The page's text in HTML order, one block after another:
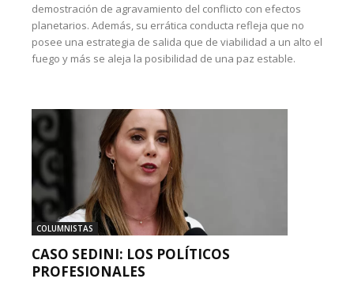
demostración de agravamiento del conflicto con efectos
planetarios. Además, su errática conducta refleja que no
posee una estrategia de salida que de viabilidad a un alto el
fuego y más se aleja la posibilidad de una paz estable.
COLUMNISTAS
CASO SEDINI: LOS POLÍTICOS
PROFESIONALES